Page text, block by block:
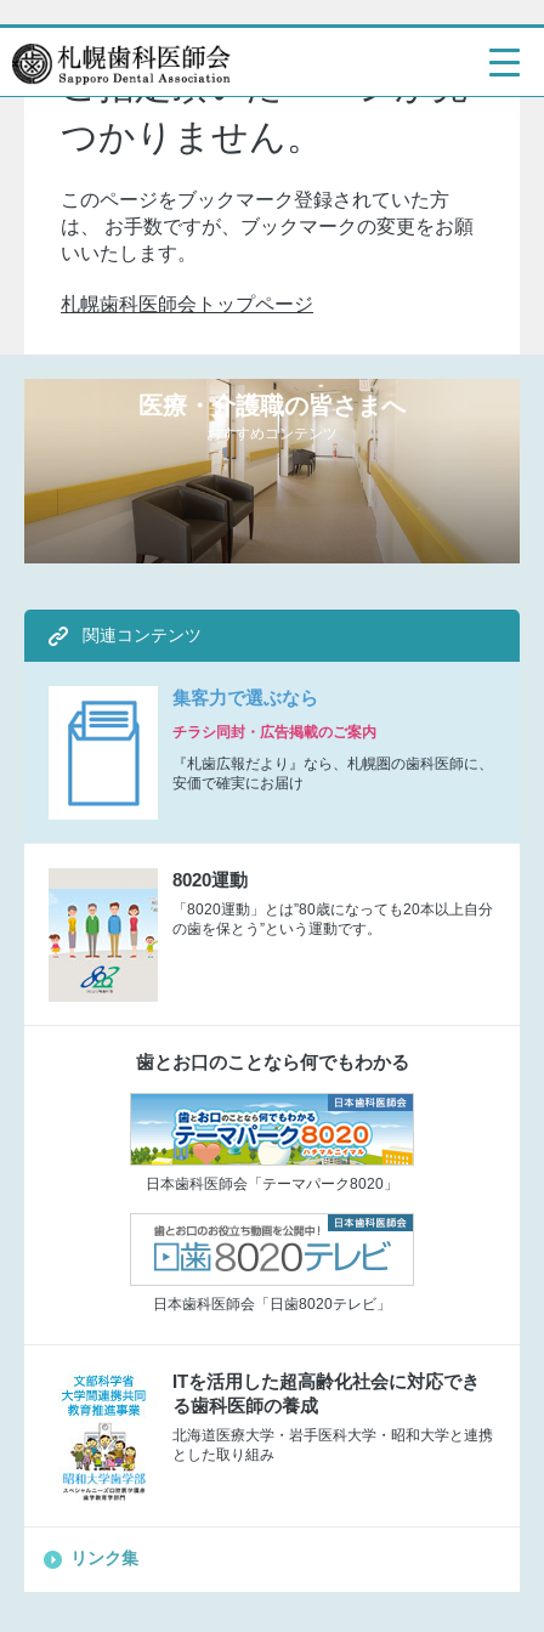
ご指定頂いたページが見
つかりません。
このページをブックマーク登録されていた方
は、
お手数ですが、ブックマークの変更をお願
いいたします。
札幌歯科医師会トップページ
医療・介護職の皆さまへ
おすすめコンテンツ
関連コンテンツ
集客力で選ぶなら
チラシ同封・広告掲載のご案内
『札歯広報だより』なら、札幌圏の歯科医師に、
安価で確実にお届け
8020運動
「8020運動」とは”80歳になっても20本以上自分
の歯を保とう”という運動です。
歯とお口のことなら何でもわかる
日本歯科医師会「テーマパーク8020」
日本歯科医師会「日歯8020テレビ」
ITを活用した超高齢化社会に対応でき
る歯科医師の養成
北海道医療大学・岩手医科大学・昭和大学と連携
とした取り組み
リンク集